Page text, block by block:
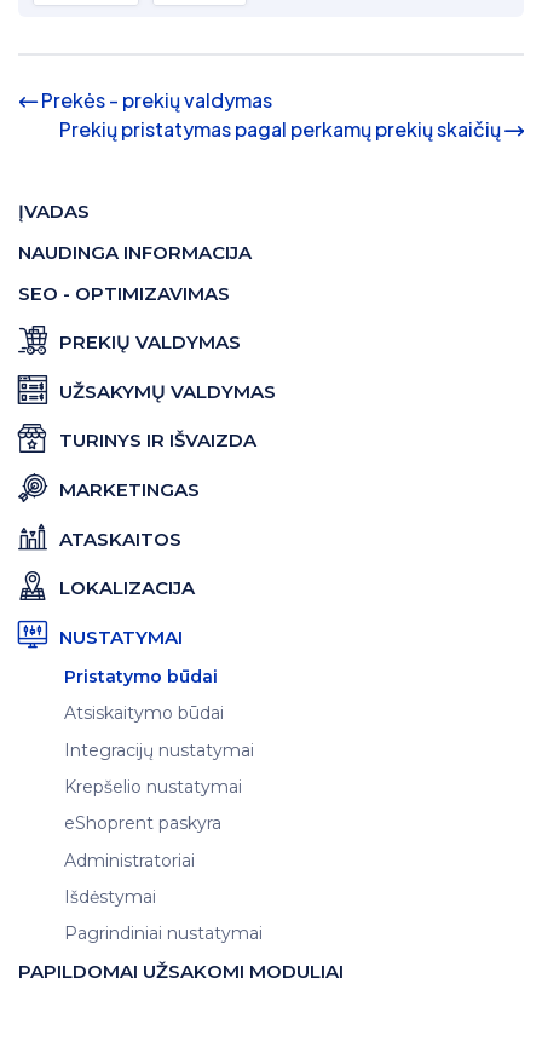
Prekės - prekių valdymas
Prekių pristatymas pagal perkamų prekių skaičių
ĮVADAS
NAUDINGA INFORMACIJA
SEO - OPTIMIZAVIMAS
PREKIŲ VALDYMAS
UŽSAKYMŲ VALDYMAS
TURINYS IR IŠVAIZDA
MARKETINGAS
ATASKAITOS
LOKALIZACIJA
NUSTATYMAI
Pristatymo būdai
Atsiskaitymo būdai
Integracijų nustatymai
Krepšelio nustatymai
eShoprent paskyra
Administratoriai
Išdėstymai
Pagrindiniai nustatymai
PAPILDOMAI UŽSAKOMI MODULIAI